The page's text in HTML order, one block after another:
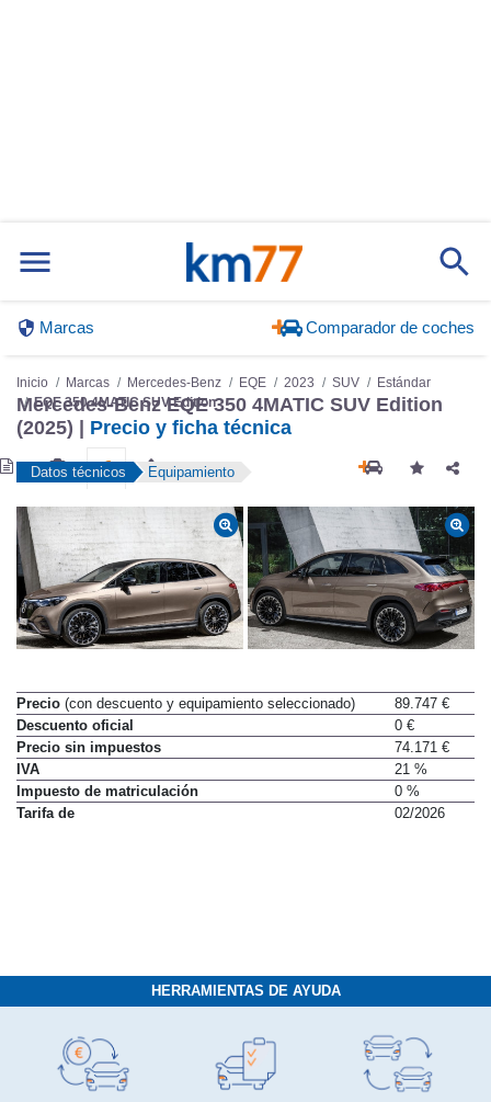
Mercedes-Benz EQE 350 4MATIC SUV Edition
(2025) |
Precio y ficha técnica
Precio(con descuento y equipamiento seleccionado)
89.747 €
Descuento oficial
0 €
Precio sin impuestos
74.171 €
IVA
21 %
Impuesto de matriculación
0 %
HERRAMIENTAS DE AYUDA